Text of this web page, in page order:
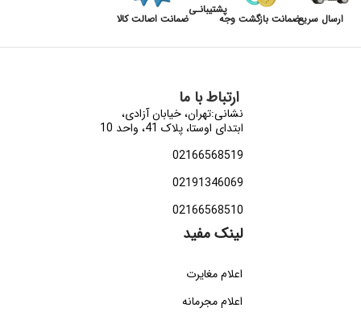
ارسال سریعضمانت بازگشت وجه
پشتیبانـی
ضمانت اصالت کالا
ارتباط با ما
نشانی:تهران، خیابان آزادی،
ابتدای اوستا، پلاک 41، واحد 10
02166568519
02191346069
02166568510
لینک مفید
اعلام مغایرت
اعلام مجرمانه